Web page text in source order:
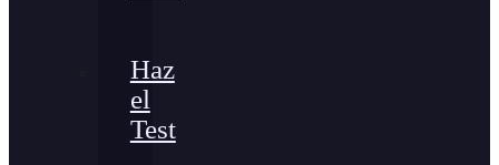
Haz
el
Test